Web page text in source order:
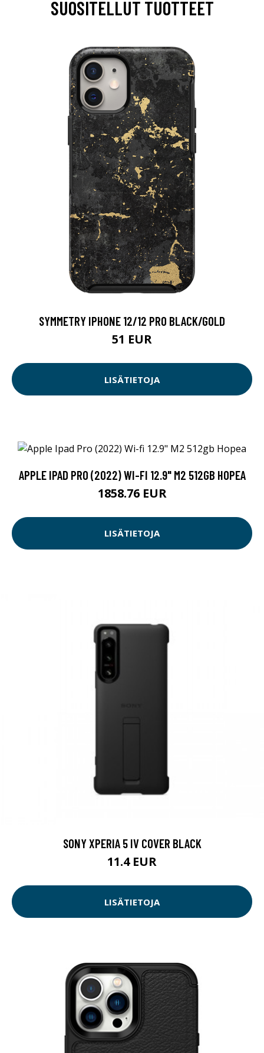
SUOSITELLUT TUOTTEET
SYMMETRY IPHONE 12/12 PRO BLACK/GOLD
51 EUR
LISÄTIETOJA
APPLE IPAD PRO (2022) WI-FI 12.9" M2 512GB HOPEA
1858.76 EUR
LISÄTIETOJA
SONY XPERIA 5 IV COVER BLACK
11.4 EUR
LISÄTIETOJA